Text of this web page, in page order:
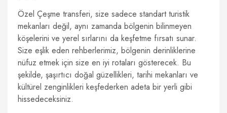
Özel Çeşme transferi, size sadece standart turistik
mekanları değil, aynı zamanda bölgenin bilinmeyen
köşelerini ve yerel sırlarını da keşfetme fırsatı sunar.
Size eşlik eden rehberlerimiz, bölgenin derinliklerine
nüfuz etmek için size en iyi rotaları gösterecek. Bu
şekilde, şaşırtıcı doğal güzellikleri, tarihi mekanları ve
kültürel zenginlikleri keşfederken adeta bir yerli gibi
hissedeceksiniz.